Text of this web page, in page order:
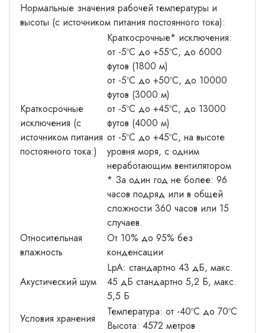
Нормальные значения рабочей температуры и
высоты (с источником питания постоянного тока):
Краткосрочные
исключения (с
источником питания
постоянного тока:)
Краткосрочные* исключения:
от -5ºC до +55ºC, до 6000
футов (1800 м)
от -5ºC до +50ºC, до 10000
футов (3000 м)
от -5ºC до +45ºC, до 13000
футов (4000 м)
от -5ºC до +45ºC, на высоте
уровня моря, с одним
неработающим вентилятором
* За один год не более: 96
часов подряд или в общей
сложности 360 часов или 15
случаев.
Относительная
влажность
От 10% до 95% без
конденсации
Акустический шум
LpA: стандартно 43 дБ, макс.
45 дБ стандартно 5,2 Б, макс.
5,5 Б
Условия хранения
Температура: от -40ºC до 70ºC
Высота: 4572 метров